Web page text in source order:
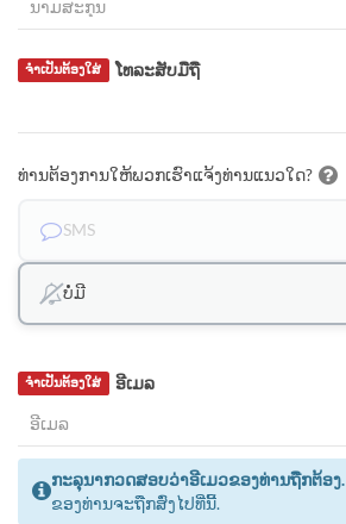
ໂທລະສັບມືຖື
ຈຳເປັນຕ້ອງໃສ່
ທ່ານຕ້ອງການໃຫ້ພວກເຮົາແຈ້ງທ່ານແນວໃດ?
SMS
ບໍ່ມີ
ອີເມລ
ຈຳເປັນຕ້ອງໃສ່
ກະລຸນາກວດສອບວ່າອີເມວຂອງທ່ານຖືກຕ້ອງ.
ຂອງທ່ານຈະຖືກສົ່ງໄປທີ່ນີ້.